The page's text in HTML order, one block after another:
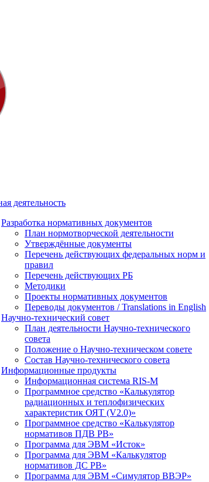
деятельность
Разработка нормативных документов
План нормотворческой деятельности
Утверждённые документы
Перечень действующих федеральных норм и
правил
Перечень действующих РБ
Методики
Проекты нормативных документов
Переводы документов / Translations in English
Научно-технический совет
План деятельности Научно-технического
совета
Положение о Научно-техническом совете
Состав Научно-технического совета
Информационные продукты
Информационная система RIS-M
Программное средство «Калькулятор
радиационных и теплофизических
характеристик ОЯТ (V2.0)»
Программное средство «Калькулятор
нормативов ПДВ РВ»
Программа для ЭВМ «Исток»
Программа для ЭВМ «Калькулятор
нормативов ДС РВ»
Программа для ЭВМ «Симулятор ВВЭР»